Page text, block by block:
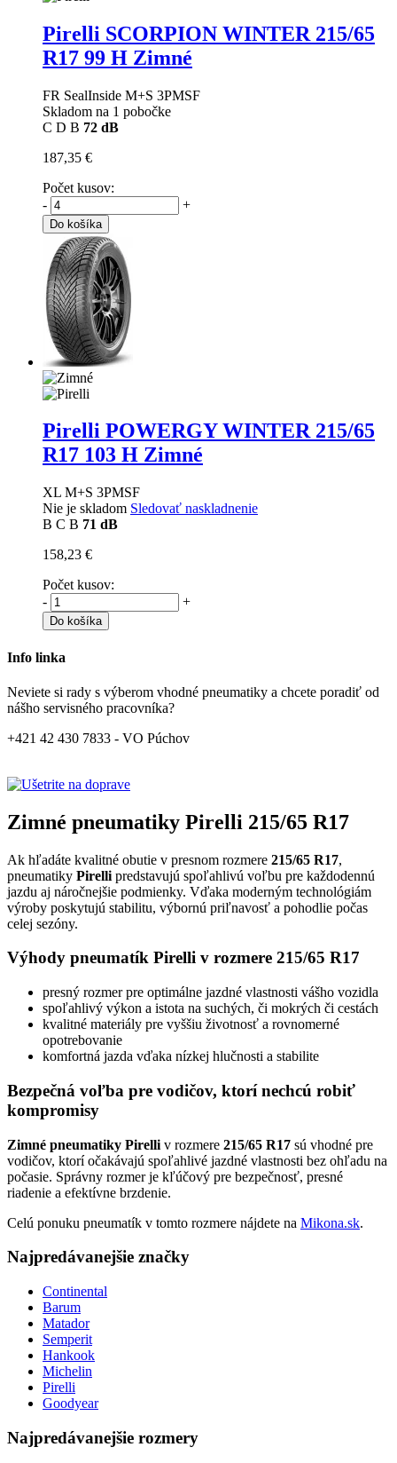
Pirelli SCORPION WINTER 215/65
R17 99 H Zimné
FR SealInside M+S 3PMSF
Skladom na 1 pobočke
C D B 72 dB
187,35 €
Počet kusov:
-
+
Do košíka
Pirelli POWERGY WINTER 215/65
R17 103 H Zimné
XL M+S 3PMSF
Nie je skladom Sledovať naskladnenie
B C B 71 dB
158,23 €
Počet kusov:
-
+
Do košíka
Info linka
Neviete si rady s výberom vhodné pneumatiky a chcete poradiť od
nášho servisného pracovníka?
+421 42 430 7833 - VO Púchov
Zimné pneumatiky Pirelli 215/65 R17
Ak hľadáte kvalitné obutie v presnom rozmere 215/65 R17,
pneumatiky Pirelli predstavujú spoľahlivú voľbu pre každodennú
jazdu aj náročnejšie podmienky. Vďaka moderným technológiám
výroby poskytujú stabilitu, výbornú priľnavosť a pohodlie počas
celej sezóny.
Výhody pneumatík Pirelli v rozmere 215/65 R17
presný rozmer pre optimálne jazdné vlastnosti vášho vozidla
spoľahlivý výkon a istota na suchých, či mokrých či cestách
kvalitné materiály pre vyššiu životnosť a rovnomerné
opotrebovanie
komfortná jazda vďaka nízkej hlučnosti a stabilite
Bezpečná voľba pre vodičov, ktorí nechcú robiť
kompromisy
Zimné pneumatiky Pirelli v rozmere 215/65 R17 sú vhodné pre
vodičov, ktorí očakávajú spoľahlivé jazdné vlastnosti bez ohľadu na
počasie. Správny rozmer je kľúčový pre bezpečnosť, presné
riadenie a efektívne brzdenie.
Celú ponuku pneumatík v tomto rozmere nájdete na Mikona.sk.
Najpredávanejšie značky
Continental
Barum
Matador
Semperit
Hankook
Michelin
Pirelli
Goodyear
Najpredávanejšie rozmery